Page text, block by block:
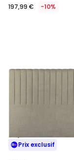
197,99 € -10%
Prix exclusif